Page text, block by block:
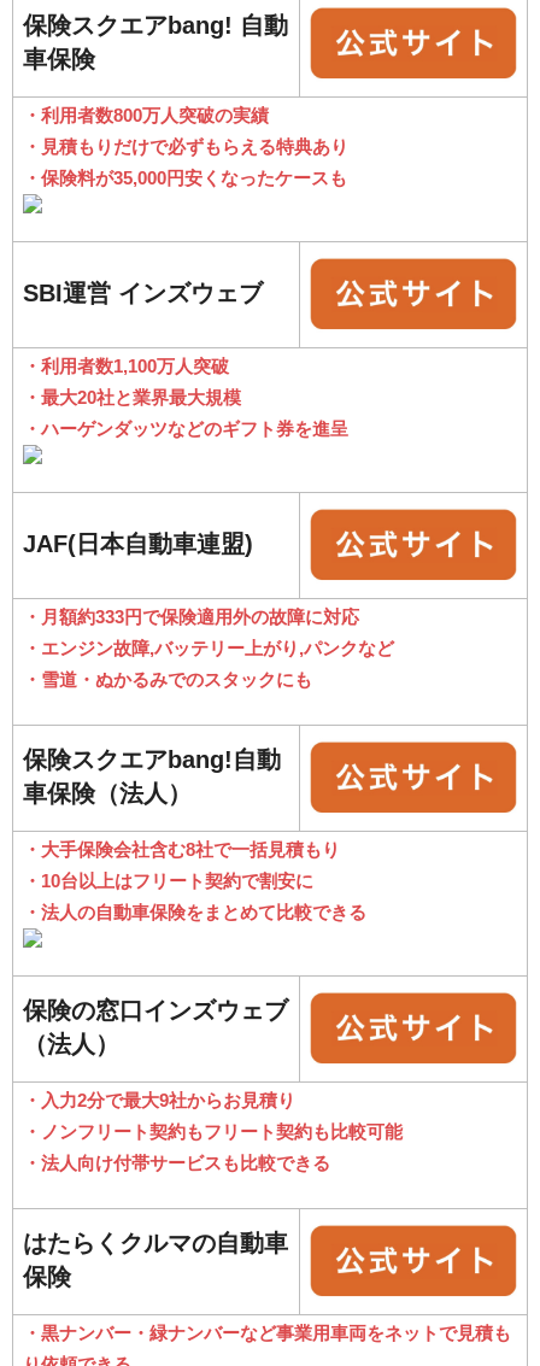
保険スクエアbang! 自動
車保険
・利用者数800万人突破の実績
・見積もりだけで必ずもらえる特典あり
・保険料が35,000円安くなったケースも
SBI運営 インズウェブ
・利用者数1,100万人突破
・最大20社と業界最大規模
・ハーゲンダッツなどのギフト券を進呈
JAF(日本自動車連盟)
・月額約333円で保険適用外の故障に対応
・エンジン故障,バッテリー上がり,パンクなど
・雪道・ぬかるみでのスタックにも
保険スクエアbang!自動
車保険（法人）
・大手保険会社含む8社で一括見積もり
・10台以上はフリート契約で割安に
・法人の自動車保険をまとめて比較できる
保険の窓口インズウェブ
（法人）
・入力2分で最大9社からお見積り
・ノンフリート契約もフリート契約も比較可能
・法人向け付帯サービスも比較できる
はたらくクルマの自動車
保険
・黒ナンバー・緑ナンバーなど事業用車両をネットで見積も